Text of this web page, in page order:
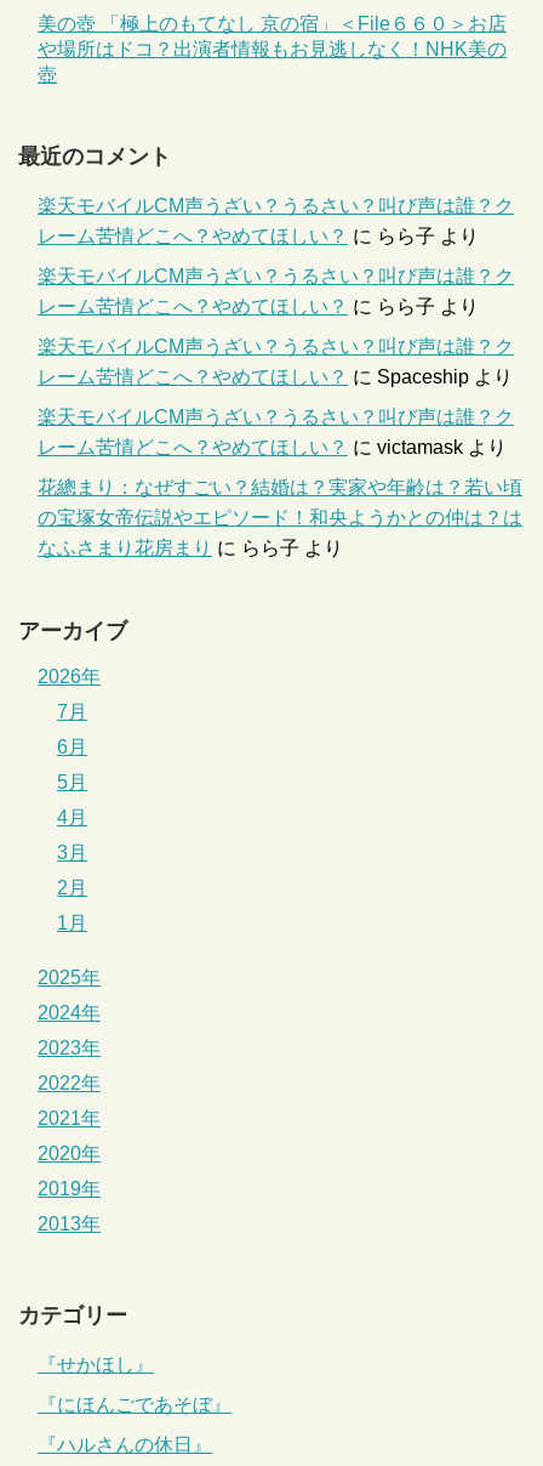
美の壺 「極上のもてなし 京の宿」＜File６６０＞お店
や場所はドコ？出演者情報もお見逃しなく！NHK美の
壺
最近のコメント
楽天モバイルCM声うざい？うるさい？叫び声は誰？ク
レーム苦情どこへ？やめてほしい？ に らら子 より
楽天モバイルCM声うざい？うるさい？叫び声は誰？ク
レーム苦情どこへ？やめてほしい？ に らら子 より
楽天モバイルCM声うざい？うるさい？叫び声は誰？ク
レーム苦情どこへ？やめてほしい？ に Spaceship より
楽天モバイルCM声うざい？うるさい？叫び声は誰？ク
レーム苦情どこへ？やめてほしい？ に victamask より
花總まり：なぜすごい？結婚は？実家や年齢は？若い頃
の宝塚女帝伝説やエピソード！和央ようかとの仲は？は
なふさまり花房まり に らら子 より
アーカイブ
2026年
7月
6月
5月
4月
3月
2月
1月
2025年
2024年
2023年
2022年
2021年
2020年
2019年
2013年
カテゴリー
『せかほし』
『にほんごであそぼ』
『ハルさんの休日』